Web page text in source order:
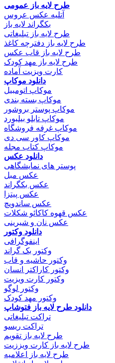
طرح لایه باز عمومی
آتلیه عکس عروس
بکگراند لایه باز
طرح لایه باز تبلیغاتی
طرح لایه باز دفترچه کاغذ
طرح لایه باز قاب عکس
طرح لایه باز مهد کودک
کارت ویزیت آماده
دانلود موکاپ
موکاپ اتومبیل
موکاپ بسته بندی
موکاپ پوستر بروشور
موکاپ تابلو بیلبورد
موکاپ غرفه فروشگاه
موکاپ کاور سی دی
موکاپ کتاب مجله
دانلود عکس
پوستر های نمایشگاهی
عکس مبل
عکس بکگراند
عکس پیتزا
عکس ساندویچ
عکس قهوه کاکائو شکلات
عکس نان و شیرینی
دانلود وکتور
اینفوگرافی
وکتور بک گراند
وکتور حاشیه و قاب
وکتور کاراکتر انسان
وکتور کارت ویزیت
وکتور لوگو
وکتور مهد کودک
دانلود طرح لایه باز فتوشاپ
تراکت تبلیغاتی
تراکت ریسو
طرح لایه باز تقویم
طرح لایه باز کارت ویززیت
طرح لایه باز اعلامیه